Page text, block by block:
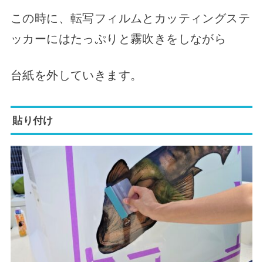
この時に、転写フィルムとカッティングステ
ッカーにはたっぷりと霧吹きをしながら
台紙を外していきます。
貼り付け